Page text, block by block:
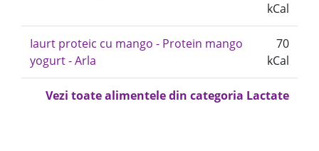
kCal
Iaurt proteic cu mango - Protein mango
yogurt - Arla
70
kCal
Vezi toate alimentele din categoria Lactate